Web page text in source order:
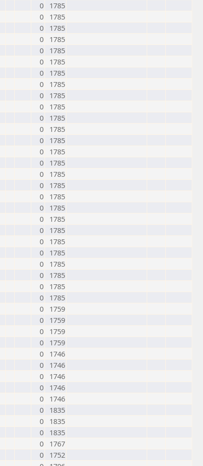
0
1785
0
1785
0
1785
0
1785
0
1785
0
1785
0
1785
0
1785
0
1785
0
1785
0
1785
0
1785
0
1785
0
1785
0
1785
0
1785
0
1785
0
1785
0
1785
0
1785
0
1785
0
1785
0
1785
0
1785
0
1785
0
1785
0
1785
0
1759
0
1759
0
1759
0
1759
0
1746
0
1746
0
1746
0
1746
0
1746
0
1835
0
1835
0
1835
0
1767
0
1752